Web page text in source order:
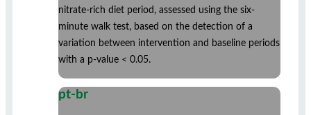
nitrate-rich diet period, assessed using the six-
minute walk test, based on the detection of a
variation between intervention and baseline periods
with a p-value < 0.05.
pt-br